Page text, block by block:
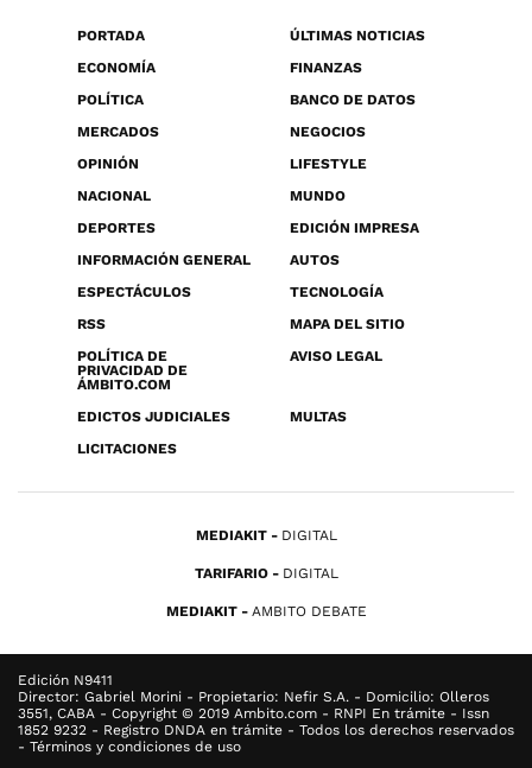
PORTADA
ÚLTIMAS NOTICIAS
ECONOMÍA
FINANZAS
POLÍTICA
BANCO DE DATOS
MERCADOS
NEGOCIOS
OPINIÓN
LIFESTYLE
NACIONAL
MUNDO
DEPORTES
EDICIÓN IMPRESA
INFORMACIÓN GENERAL
AUTOS
ESPECTÁCULOS
TECNOLOGÍA
RSS
MAPA DEL SITIO
POLÍTICA DE
PRIVACIDAD DE
ÁMBITO.COM
AVISO LEGAL
EDICTOS JUDICIALES
MULTAS
LICITACIONES
MEDIAKIT DIGITAL
TARIFARIO DIGITAL
MEDIAKIT AMBITO DEBATE
Edición N9411
Director: Gabriel Morini - Propietario: Nefir S.A. - Domicilio: Olleros
3551, CABA - Copyright © 2019 Ambito.com - RNPI En trámite - Issn
1852 9232 - Registro DNDA en trámite - Todos los derechos reservados
- Términos y condiciones de uso